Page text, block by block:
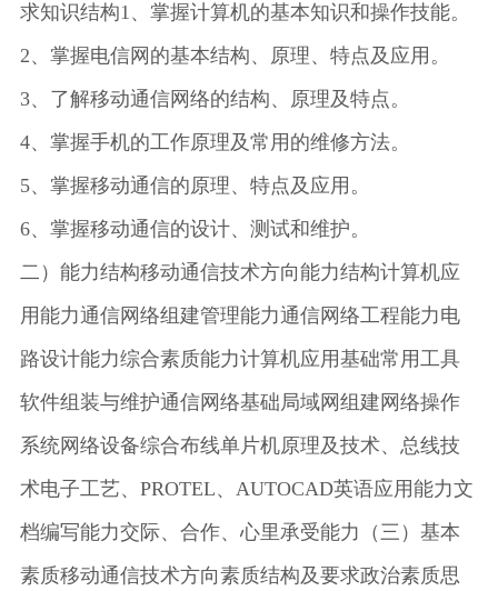
求知识结构1、掌握计算机的基本知识和操作技能。
2、掌握电信网的基本结构、原理、特点及应用。
3、了解移动通信网络的结构、原理及特点。
4、掌握手机的工作原理及常用的维修方法。
5、掌握移动通信的原理、特点及应用。
6、掌握移动通信的设计、测试和维护。
二）能力结构移动通信技术方向能力结构计算机应
用能力通信网络组建管理能力通信网络工程能力电
路设计能力综合素质能力计算机应用基础常用工具
软件组装与维护通信网络基础局域网组建网络操作
系统网络设备综合布线单片机原理及技术、总线技
术电子工艺、PROTEL、AUTOCAD英语应用能力文
档编写能力交际、合作、心里承受能力（三）基本
素质移动通信技术方向素质结构及要求政治素质思